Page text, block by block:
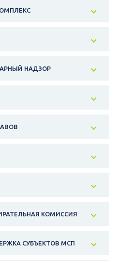
НАДЗОР
КОМИССИЯ
СУБЪЕКТОВ МСП